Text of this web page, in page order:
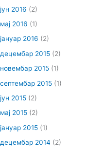
јун 2016 (2)
мај 2016 (1)
јануар 2016 (2)
децембар 2015 (2)
новембар 2015 (1)
септембар 2015 (1)
јун 2015 (2)
мај 2015 (2)
јануар 2015 (1)
децембар 2014 (2)